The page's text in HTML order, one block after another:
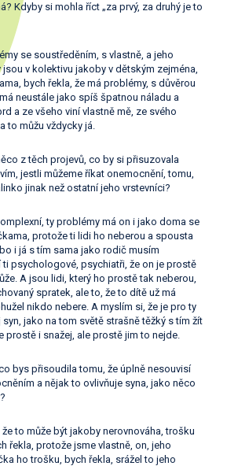
Kdyby si mohla říct „za prvý, za druhý je to
se soustředěním, s vlastně, a jeho
v kolektivu jakoby v dětským zejména,
bych řekla, že má problémy, s důvěrou
neustále jako spíš špatnou náladu a
a ze všeho viní vlastně mě, ze svého
to můžu vždycky já.
z těch projevů, co by si přisuzovala
jestli můžeme říkat onemocnění, tomu,
jinak než ostatní jeho vrstevníci?
ty problémy má on i jako doma se
protože ti lidi ho neberou a spousta
i já s tím sama jako rodič musím
psychologové, psychiatři, že on je prostě
A jsou lidi, který ho prostě tak neberou,
spratek, ale to, že to dítě už má
nikdo nebere. A myslím si, že je pro ty
jako na tom světě strašně těžký s tím žít
prostě i snažej, ale prostě jim to nejde.
bys přisoudila tomu, že úplně nesouvisí
a nějak to ovlivňuje syna, jako něco
že to může být jakoby nerovnováha, trošku
řekla, protože jsme vlastně, on, jeho
ho trošku, bych řekla, srážel to jeho